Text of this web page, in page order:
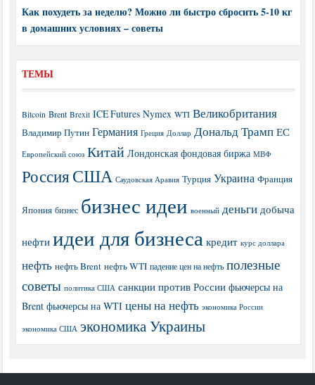
Как похудеть за неделю? Можно ли быстро сбросить 5-10 кг
в домашних условиях – советы
ТЕМЫ
Bitcoin Brent Brexit ICE Futures Nymex WTI Великобритания
Владимир Путин Германия Греция Доллар Дональд Трамп ЕС
Европейский союз Китай Лондонская фондовая биржа МВФ
РоссияСША Саудовская Аравия Турция Украина Франция
Япония бизнес бизнес идеи военный деньги добыча
нефти идеи для бизнеса кредит курс доллара
нефть нефть Brent нефть WTI падение цен на нефть полезные
советы политика США санкции против России фьючерсы на
Brent фьючерсы на WTI цены на нефть экономика России
экономика США экономика Украины